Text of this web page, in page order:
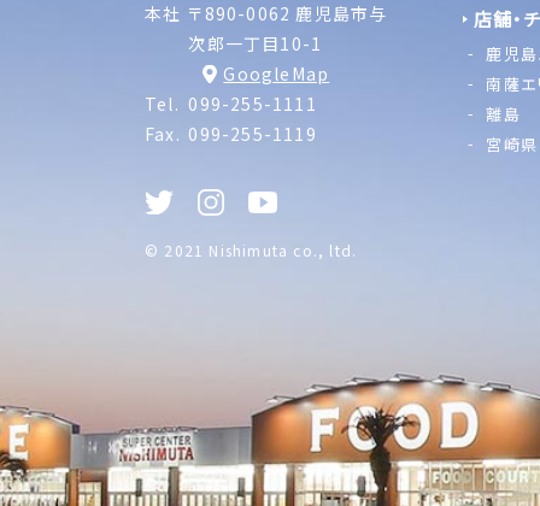
本社 〒890-0062 鹿児島市与
次郎一丁目10-1
GoogleMap
Tel. 099-255-1111
Fax. 099-255-1119
店舗・
鹿児島
南薩エ
離島
宮崎県
© 2021 Nishimuta co., ltd.